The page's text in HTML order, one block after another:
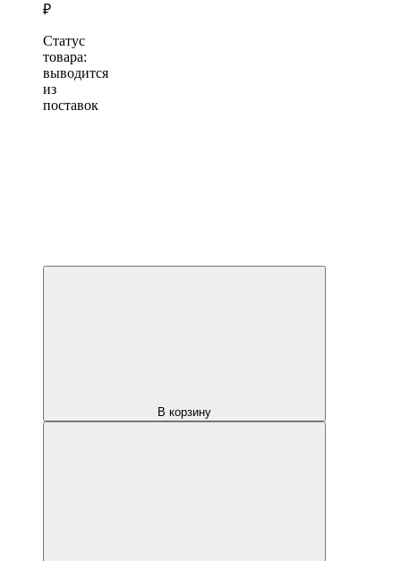
₽
Статус
товара:
выводится
из
поставок
В корзину